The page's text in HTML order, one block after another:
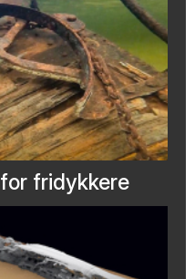
fridykkere